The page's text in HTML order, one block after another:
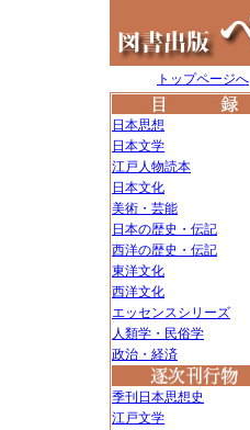
トップページへ
日本思想
日本文学
江戸人物読本
日本文化
美術・芸能
日本の歴史・伝記
西洋の歴史・伝記
東洋文化
西洋文化
エッセンスシリーズ
人類学・民俗学
政治・経済
季刊日本思想史
江戸文学